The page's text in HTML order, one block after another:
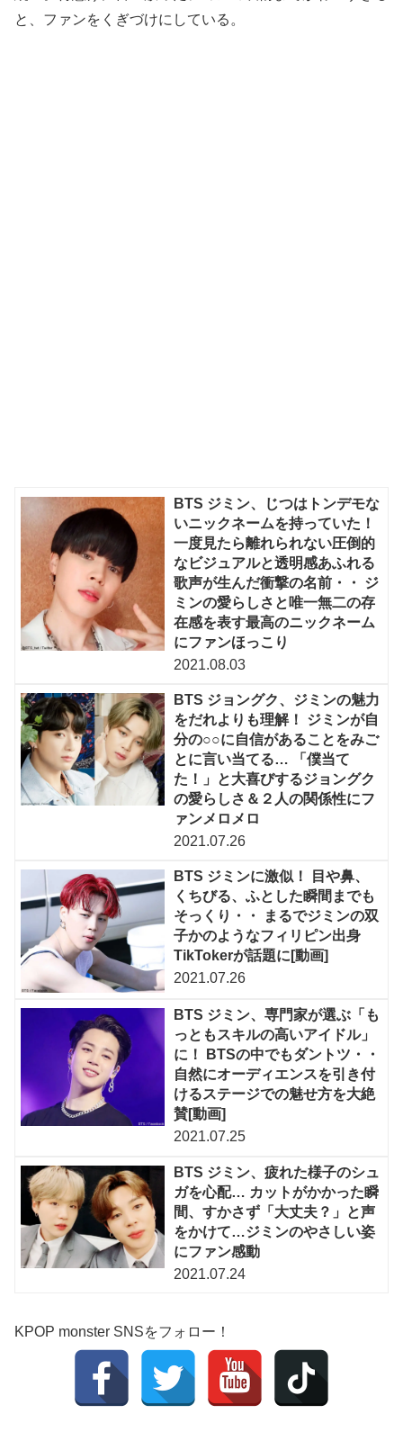
と、ファンをくぎづけにしている。
BTS ジミン、じつはトンデモな
いニックネームを持っていた！
一度見たら離れられない圧倒的
なビジュアルと透明感あふれる
歌声が生んだ衝撃の名前・・ ジ
ミンの愛らしさと唯一無二の存
在感を表す最高のニックネーム
にファンほっこり
2021.08.03
BTS ジョングク、ジミンの魅力
をだれよりも理解！ ジミンが自
分の○○に自信があることをみご
とに言い当てる… 「僕当て
た！」と大喜びするジョングク
の愛らしさ＆２人の関係性にフ
ァンメロメロ
2021.07.26
BTS ジミンに激似！ 目や鼻、
くちびる、ふとした瞬間までも
そっくり・・ まるでジミンの双
子かのようなフィリピン出身
TikTokerが話題に[動画]
2021.07.26
BTS ジミン、専門家が選ぶ「も
っともスキルの高いアイドル」
に！ BTSの中でもダントツ・・
自然にオーディエンスを引き付
けるステージでの魅せ方を大絶
賛[動画]
2021.07.25
BTS ジミン、疲れた様子のシュ
ガを心配… カットがかかった瞬
間、すかさず「大丈夫？」と声
をかけて…ジミンのやさしい姿
にファン感動
2021.07.24
KPOP monster SNSをフォロー！